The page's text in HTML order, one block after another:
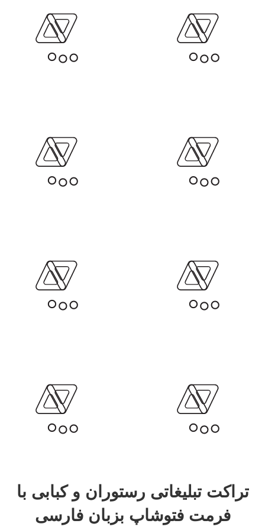
تراکت تبلیغاتی رستوران و کبابی با
فرمت فتوشاپ بزبان فارسی